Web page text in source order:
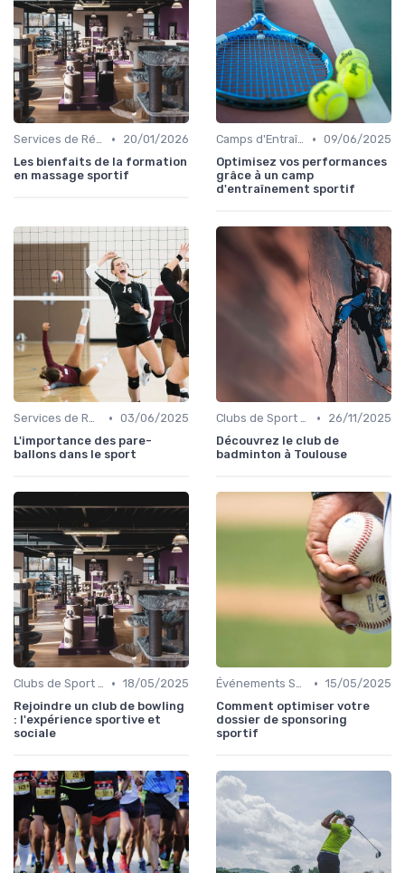
Services de Récupération et Physiothérapie •
20/01/2026
Les bienfaits de la formation
en massage sportif
Camps d'Entraînement et Retraites • 09/06/2025
Optimisez vos performances
grâce à un camp
d'entraînement sportif
Services de Récupération et Physiothérapie • 03/06/2025
L'importance des pare-
ballons dans le sport
Clubs de Sport et Salles de Gym •
26/11/2025
Découvrez le club de
badminton à Toulouse
Clubs de Sport et Salles de Gym • 18/05/2025
Rejoindre un club de bowling
: l'expérience sportive et
sociale
Événements Sportifs et Inscriptions • 15/05/2025
Comment optimiser votre
dossier de sponsoring
sportif